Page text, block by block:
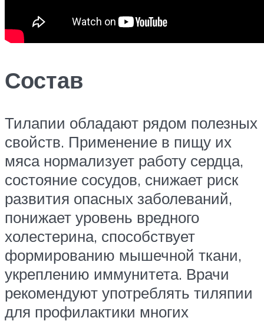
Состав
Тилапии обладают рядом полезных
свойств. Применение в пищу их
мяса нормализует работу сердца,
состояние сосудов, снижает риск
развития опасных заболеваний,
понижает уровень вредного
холестерина, способствует
формированию мышечной ткани,
укреплению иммунитета. Врачи
рекомендуют употреблять тиляпии
для профилактики многих